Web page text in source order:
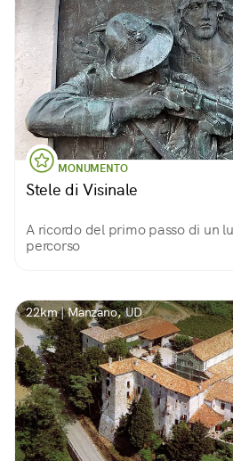
MONUMENTO
Stele di Visinale
A ricordo del primo passo di un
percorso
22km | Manzano, UD